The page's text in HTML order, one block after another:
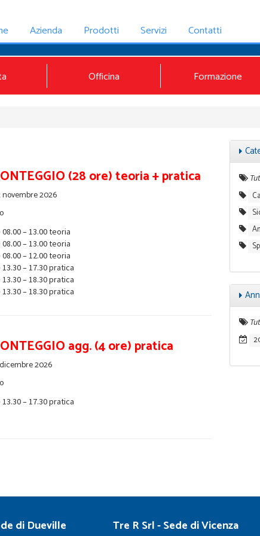
Azienda Prodotti Servizi Contatti
Officina Formazione
(28 ore) teoria + pratica
novembre 2026
– 13.00 teoria
– 13.00 teoria
08.00 – 12.00 teoria
– 17.30 pratica
– 18.30 pratica
– 18.30 pratica
agg. (4 ore) pratica
2026
– 17.30 pratica
di Dueville Tre R Srl - Sede di Vicenza